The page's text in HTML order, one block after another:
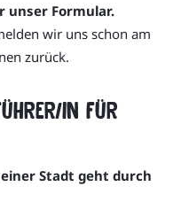
unser Formular.
wir uns schon am
zurück.
in für
Stadt geht durch